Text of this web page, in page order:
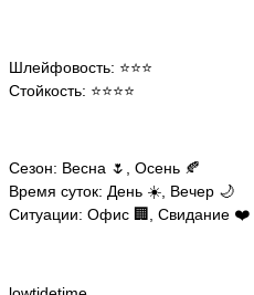
Шлейфовость: ⭐️⭐️⭐️
Стойкость: ⭐️⭐️⭐️⭐️
Сезон: Весна 🌷, Осень 🍂
Время суток: День ☀️, Вечер 🌙
Ситуации: Офис 🏢, Свидание ❤️